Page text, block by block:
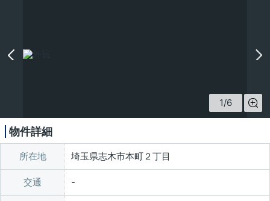
1/6
物件詳細
所在地 埼玉県志木市本町２丁目
交通